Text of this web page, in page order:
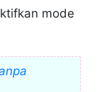
mode